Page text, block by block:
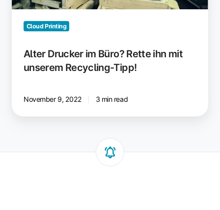
Tipp!
Cloud Printing
Alter Drucker im Büro? Rette ihn mit
unserem Recycling-Tipp!
November 9, 2022 3 min read